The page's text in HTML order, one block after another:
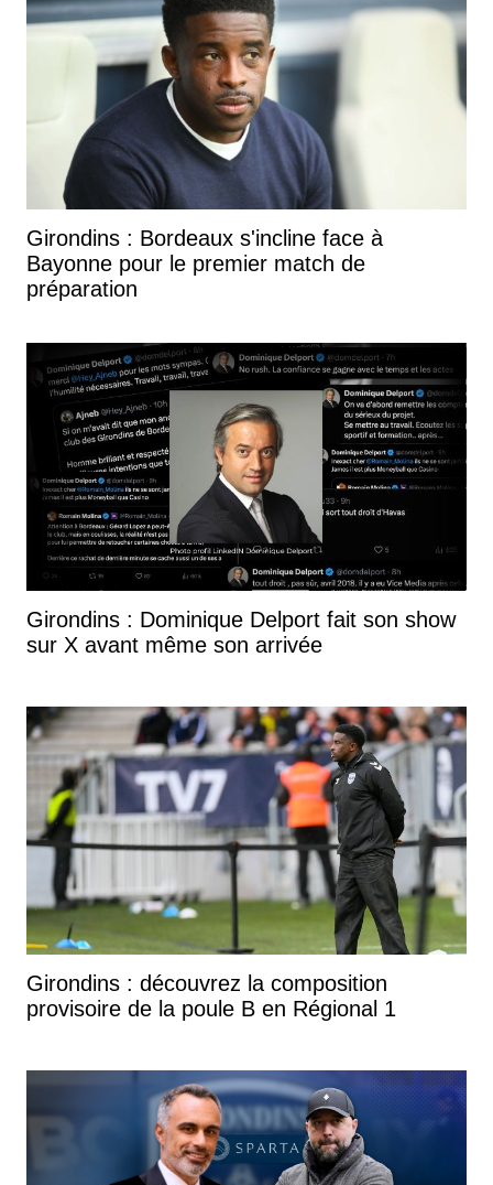
Girondins : Bordeaux s'incline face à
Bayonne pour le premier match de
préparation
Girondins : Dominique Delport fait son show
sur X avant même son arrivée
Girondins : découvrez la composition
provisoire de la poule B en Régional 1